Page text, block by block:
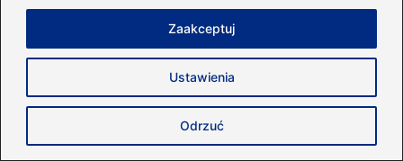
Ustawienia
Odrzuć
Zaakceptuj